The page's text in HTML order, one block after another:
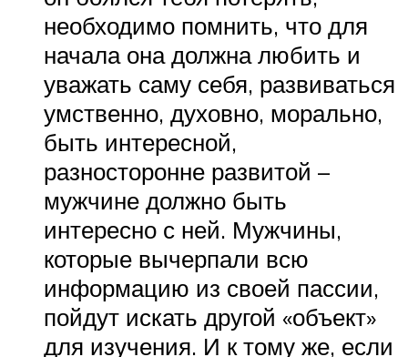
необходимо помнить, что для
начала она должна любить и
уважать саму себя, развиваться
умственно, духовно, морально,
быть интересной,
разносторонне развитой –
мужчине должно быть
интересно с ней. Мужчины,
которые вычерпали всю
информацию из своей пассии,
пойдут искать другой «объект»
для изучения. И к тому же, если